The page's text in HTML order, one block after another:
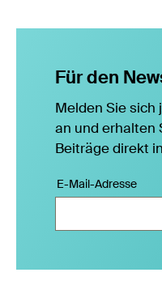
Für den
Melden Sie
an und erhalten
Beiträge direkt
E-Mail-Adresse